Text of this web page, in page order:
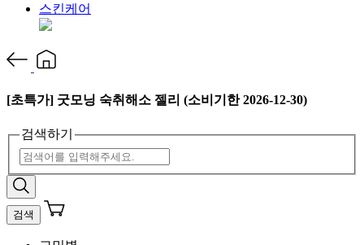
스킨케어
[초특가] 굿모닝 숙취해소 젤리 (소비기한 2026-12-30)
검색하기
검색